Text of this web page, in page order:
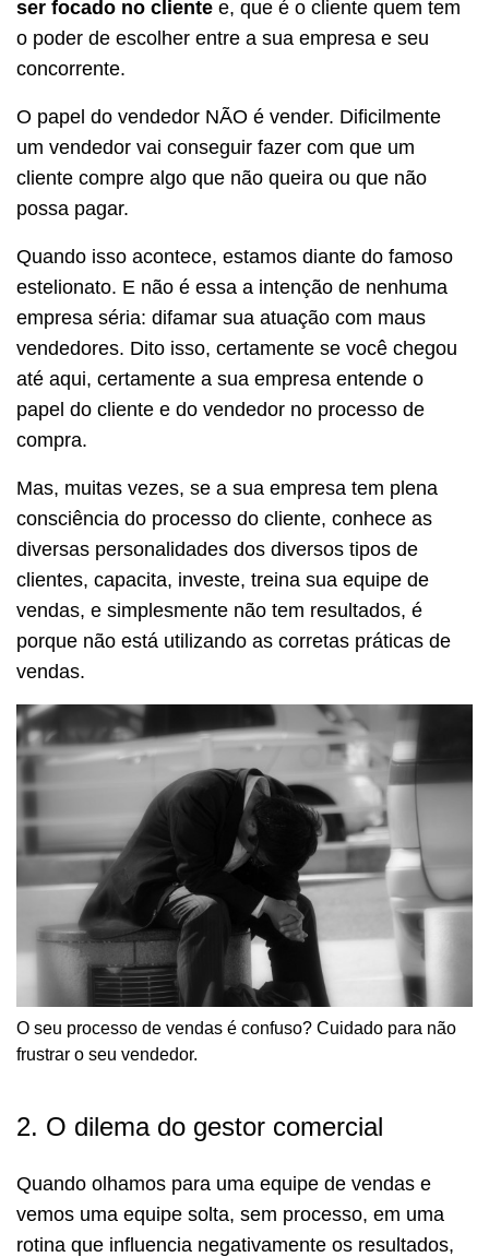
ser focado no cliente e, que é o cliente quem tem
o poder de escolher entre a sua empresa e seu
concorrente.
O papel do vendedor NÃO é vender. Dificilmente
um vendedor vai conseguir fazer com que um
cliente compre algo que não queira ou que não
possa pagar.
Quando isso acontece, estamos diante do famoso
estelionato. E não é essa a intenção de nenhuma
empresa séria: difamar sua atuação com maus
vendedores. Dito isso, certamente se você chegou
até aqui, certamente a sua empresa entende o
papel do cliente e do vendedor no processo de
compra.
Mas, muitas vezes, se a sua empresa tem plena
consciência do processo do cliente, conhece as
diversas personalidades dos diversos tipos de
clientes, capacita, investe, treina sua equipe de
vendas, e simplesmente não tem resultados, é
porque não está utilizando as corretas práticas de
vendas.
O seu processo de vendas é confuso? Cuidado para não
frustrar o seu vendedor.
2. O dilema do gestor comercial
Quando olhamos para uma equipe de vendas e
vemos uma equipe solta, sem processo, em uma
rotina que influencia negativamente os resultados,